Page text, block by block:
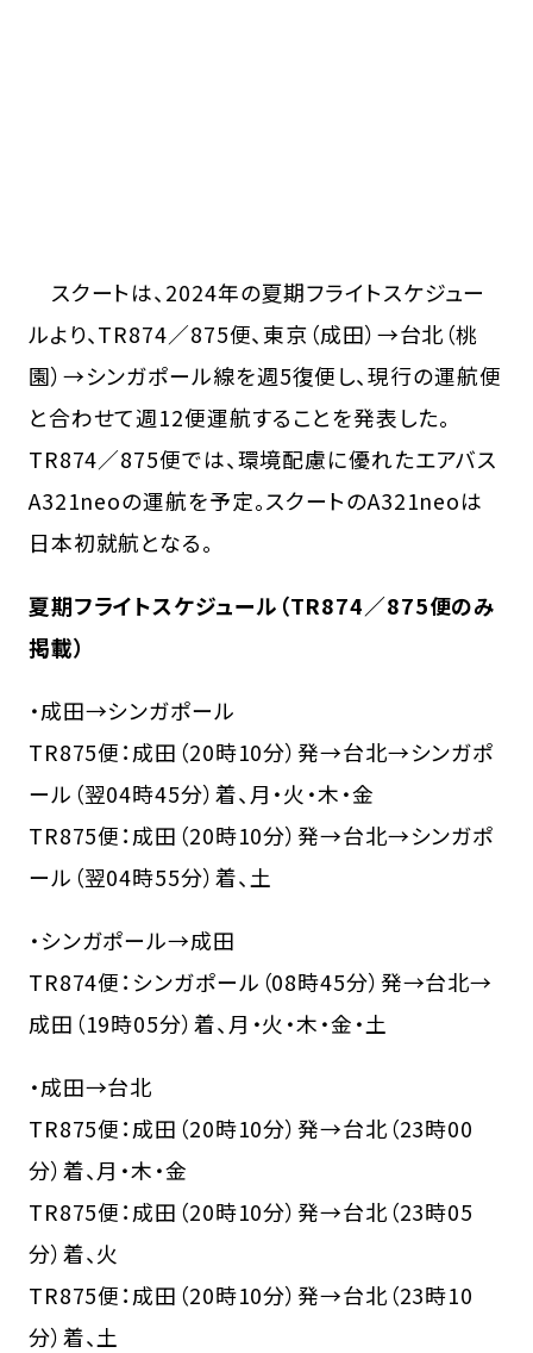
スクートは、2024年の夏期フライトスケジュー
ルより、TR874／875便、東京（成田）→台北（桃
園）→シンガポール線を週5復便し、現行の運航便
と合わせて週12便運航することを発表した。
TR874／875便では、環境配慮に優れたエアバス
A321neoの運航を予定。スクートのA321neoは
日本初就航となる。
夏期フライトスケジュール（TR874／875便のみ
掲載）
・成田→シンガポール
TR875便：成田（20時10分）発→台北→シンガポ
ール（翌04時45分）着、月・火・木・金
TR875便：成田（20時10分）発→台北→シンガポ
ール（翌04時55分）着、土
・シンガポール→成田
TR874便：シンガポール（08時45分）発→台北→
成田（19時05分）着、月・火・木・金・土
・成田→台北
TR875便：成田（20時10分）発→台北（23時00
分）着、月・木・金
TR875便：成田（20時10分）発→台北（23時05
分）着、火
TR875便：成田（20時10分）発→台北（23時10
分）着、土